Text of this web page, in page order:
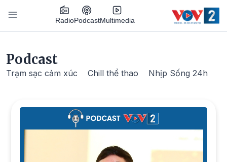
Nhảy đến nội dung
RadioPodcastMultimedia
Podcast
Trạm sạc cảm xúc Chill thể thao Nhịp Sống 24h